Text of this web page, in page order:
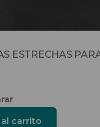
ESTRECHAS
carrito